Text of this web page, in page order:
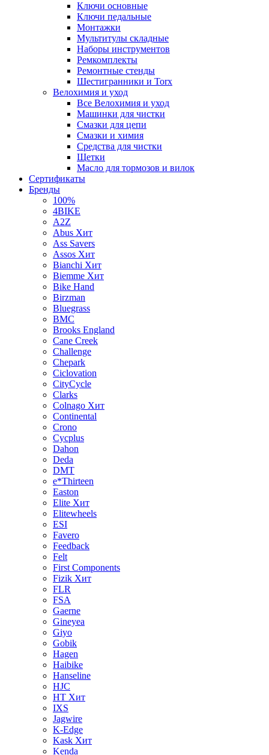
Ключи основные
Ключи педальные
Монтажки
Мультитулы складные
Наборы инструментов
Ремкомплекты
Ремонтные стенды
Шестигранники и Torx
Велохимия и уход
Все Велохимия и уход
Машинки для чистки
Смазки для цепи
Смазки и химия
Средства для чистки
Щетки
Масло для тормозов и вилок
Сертификаты
Бренды
100%
4BIKE
A2Z
Abus Хит
Ass Savers
Assos Хит
Bianchi Хит
Biemme Хит
Bike Hand
Birzman
Bluegrass
BMC
Brooks England
Cane Creek
Challenge
Chepark
Ciclovation
CityCycle
Clarks
Colnago Хит
Continental
Crono
Cycplus
Dahon
Deda
DMT
e*Thirteen
Easton
Elite Хит
Elitewheels
ESI
Favero
Feedback
Felt
First Components
Fizik Хит
FLR
FSA
Gaerne
Gineyea
Giyo
Gobik
Hagen
Haibike
Hanseline
HJC
HT Хит
IXS
Jagwire
K-Edge
Kask Хит
Kenda